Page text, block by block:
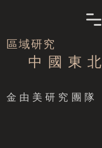
區域研究
中 國 東 北
​金由美研究團隊